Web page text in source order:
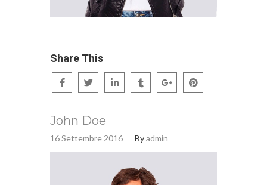
Share This
John Doe
16 Settembre 2016 Byadmin